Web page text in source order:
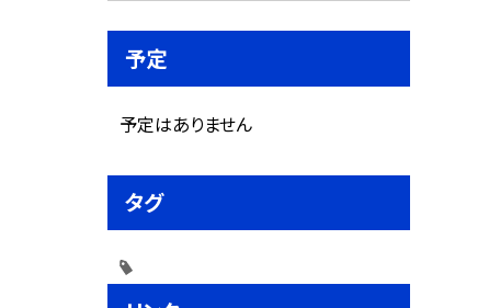
予定
予定はありません
タグ